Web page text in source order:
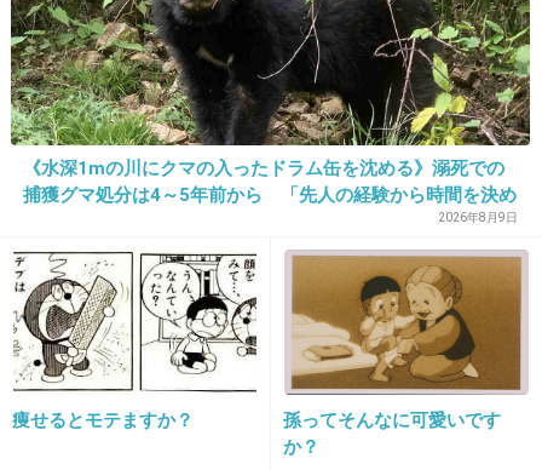
ジと違ってセレブのオーラのあるギラギラしたお爺様だっ
た
+7 -0
元気でなによりー
+6
25さん、あきるの市です。日野ではありません。
《水深1mの川にクマの入ったドラム缶を沈める》溺死での
捕獲グマ処分は4～5年前から 「先人の経験から時間を決め
ていた」「溺死だけがフォーカスされ困惑」と町の担当者
2026年8月9日
痩せるとモテますか？
孫ってそんなに可愛いです
か？